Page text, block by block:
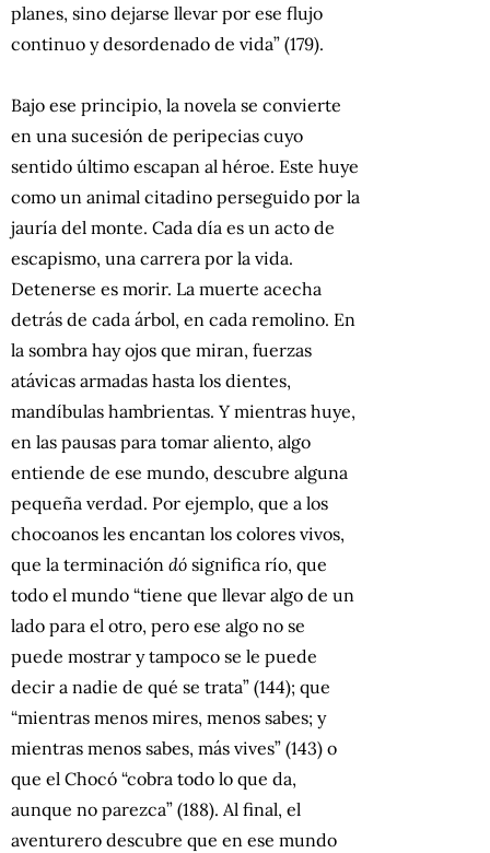
planes, sino dejarse llevar por ese flujo
continuo y desordenado de vida” (179).
Bajo ese principio, la novela se convierte
en una sucesión de peripecias cuyo
sentido último escapan al héroe. Este huye
como un animal citadino perseguido por la
jauría del monte. Cada día es un acto de
escapismo, una carrera por la vida.
Detenerse es morir. La muerte acecha
detrás de cada árbol, en cada remolino. En
la sombra hay ojos que miran, fuerzas
atávicas armadas hasta los dientes,
mandíbulas hambrientas. Y mientras huye,
en las pausas para tomar aliento, algo
entiende de ese mundo, descubre alguna
pequeña verdad. Por ejemplo, que a los
chocoanos les encantan los colores vivos,
que la terminación dó significa río, que
todo el mundo “tiene que llevar algo de un
lado para el otro, pero ese algo no se
puede mostrar y tampoco se le puede
decir a nadie de qué se trata” (144); que
“mientras menos mires, menos sabes; y
mientras menos sabes, más vives” (143) o
que el Chocó “cobra todo lo que da,
aunque no parezca” (188). Al final, el
aventurero descubre que en ese mundo